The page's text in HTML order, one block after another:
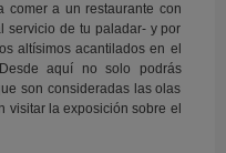
comer a un restaurante con
servicio de tu paladar- y por
altísimos acantilados en el
aquí no solo podrás
son consideradas las olas
visitar la exposición sobre el